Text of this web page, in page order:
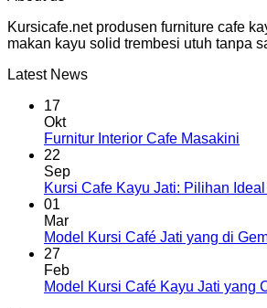
Kursicafe.net produsen furniture cafe
makan kayu solid trembesi utuh tanpa
Latest News
17
Okt
Furnitur Interior Cafe Masakini
22
Sep
Kursi Cafe Kayu Jati: Pilihan
01
Mar
Model Kursi Café Jati yang di
27
Feb
Model Kursi Café Kayu Jati yang